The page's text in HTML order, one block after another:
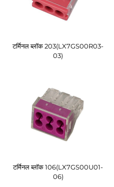
टर्मिनल ब्लॉक 203(LX7GS00R03-
03)
टर्मिनल ब्लॉक 106(LX7GS00U01-
06)